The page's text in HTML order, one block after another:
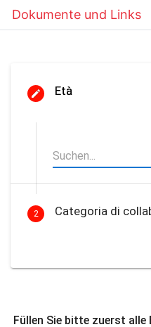
Dokumente und Links
Età
2 Categoria di
Füllen Sie bitte zuerst alle